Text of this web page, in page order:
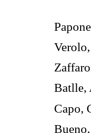
Batlle,
Capo,